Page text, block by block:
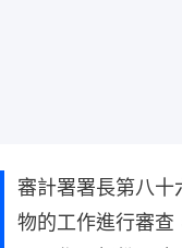
審計署署長第八十
物的工作進行審查